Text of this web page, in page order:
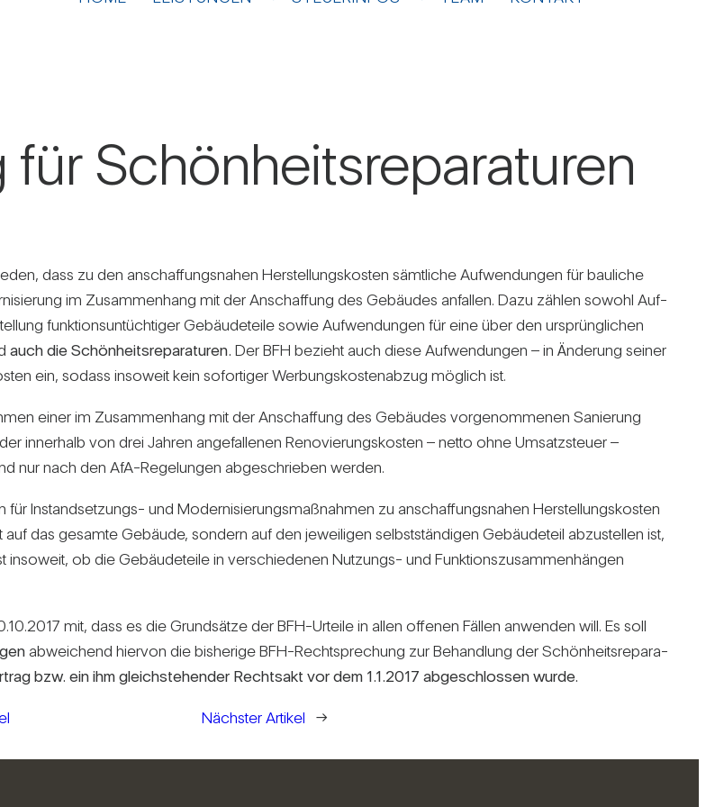
Schön­heits­re­pa­ra­turen
dass zu den anschaf­fungs­nahen Her­stel­lungs­kosten sämt­liche Auf­wen­dungen für bau­liche
im Zusam­men­hang mit der Anschaf­fung des Gebäudes anfallen. Dazu zählen sowohl Auf­
funk­ti­ons­un­tüch­tiger Gebäu­de­teile sowie Auf­wen­dungen für eine über den ursprüng­li­chen
auch die Schön­heits­re­pa­ra­turen. Der BFH bezieht auch diese Auf­wen­dungen – in Ände­rung seiner
ein, sodass inso­weit kein sofor­tiger Wer­bungs­kos­ten­abzug mög­lich ist.
einer im Zusam­men­hang mit der Anschaf­fung des Gebäudes vor­ge­nom­menen Sanie­rung
inner­halb von drei Jahren ange­fal­lenen Reno­vie­rungs­kosten – netto ohne Umsatz­steuer –
nur nach den AfA-Rege­lungen abge­schrieben werden.
Instand­set­zungs- und Moder­ni­sie­rungs­maß­nahmen zu anschaf­fungs­nahen Her­stel­lungs­kosten
das gesamte Gebäude, son­dern auf den jewei­ligen selbst­stän­digen Gebäu­de­teil abzu­stellen ist,
ob die Gebäu­de­teile in ver­schie­denen Nut­zungs- und Funk­ti­ons­zu­sam­men­hängen
mit, dass es die Grund­sätze der BFH-Urteile in allen offenen Fällen anwenden will. Es soll
abwei­chend hiervon die bis­he­rige BFH-Recht­spre­chung zur Behand­lung der Schön­heits­re­pa­ra­
bzw. ein ihm gleich­ste­hender Rechtsakt vor dem 1.1.2017 abge­schlossen wurde.
Nächster Artikel →